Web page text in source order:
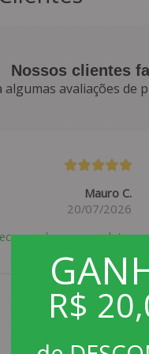
R$
Nossos clientes
algumas avaliações de
Mauro C.
20/07/2026
esse produto.